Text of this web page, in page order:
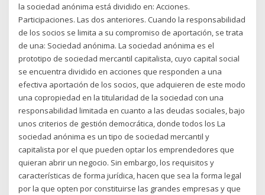
la sociedad anónima está dividido en: Acciones.
Participaciones. Las dos anteriores. Cuando la responsabilidad
de los socios se limita a su compromiso de aportación, se trata
de una: Sociedad anónima. La sociedad anónima es el
prototipo de sociedad mercantil capitalista, cuyo capital social
se encuentra dividido en acciones que responden a una
efectiva aportación de los socios, que adquieren de este modo
una copropiedad en la titularidad de la sociedad con una
responsabilidad limitada en cuanto a las deudas sociales, bajo
unos criterios de gestión democrática, donde todos los La
sociedad anónima es un tipo de sociedad mercantil y
capitalista por el que pueden optar los emprendedores que
quieran abrir un negocio. Sin embargo, los requisitos y
características de forma jurídica, hacen que sea la forma legal
por la que opten por constituirse las grandes empresas y que